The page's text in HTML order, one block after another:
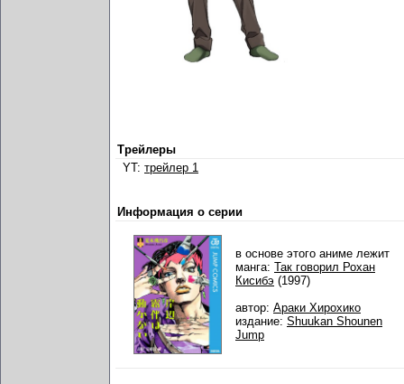
Трейлеры
YT: трейлер 1
Информация о серии
в основе этого аниме лежит
манга: Так говорил Рохан
Кисибэ (1997)
автор: Араки Хирохико
издание: Shuukan Shounen
Jump